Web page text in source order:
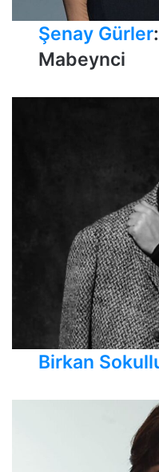
Şenay Gürler
Mabeynci
Birkan